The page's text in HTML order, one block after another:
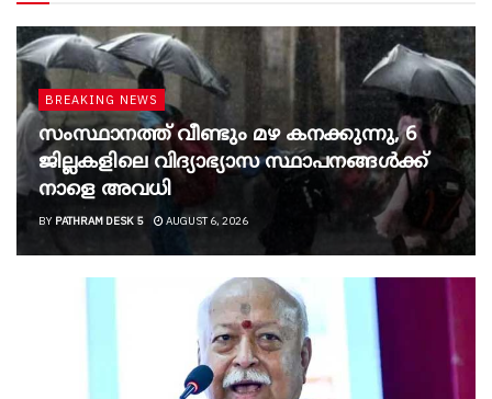
BREAKING NEWS
സംസ്ഥാനത്ത് വീണ്ടും മഴ കനക്കുന്നു, 6
ജില്ലകളിലെ വിദ്യാഭ്യാസ സ്ഥാപനങ്ങൾക്ക്
നാളെ അവധി
BY PATHRAM DESK 5 AUGUST 6, 2026